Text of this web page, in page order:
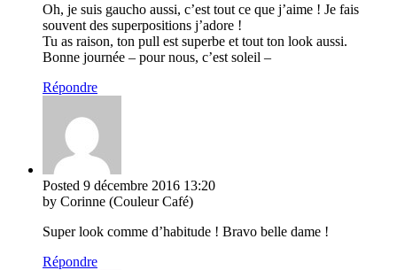
Oh, je suis gaucho aussi, c’est tout ce que j’aime ! Je fais
souvent des superpositions j’adore !
Tu as raison, ton pull est superbe et tout ton look aussi.
Bonne journée – pour nous, c’est soleil –
Répondre
Posted 9 décembre 2016 13:20
by Corinne (Couleur Café)
Super look comme d’habitude ! Bravo belle dame !
Répondre